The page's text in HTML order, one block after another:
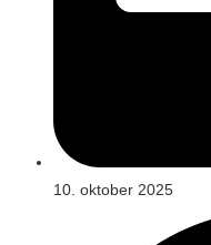
10. oktober 2025